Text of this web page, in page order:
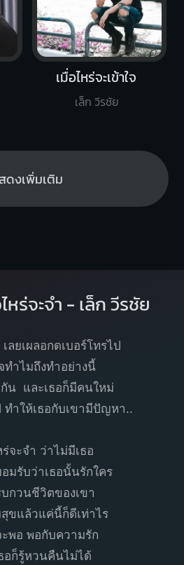
เมื่อไหร่จะเข้าใจ
เล็ก วีรชัย
ดงเพิ่มเติม
หร่จะจำ - เล็ก วีรชัย
ลยเผลอกดเบอร์โทรไป
ทำไมถึงทำอย่างนี้
กัน และเธอก็มีคนใหม่
ทำให้เธอกับเขามีปัญหา..
จะจำ ว่าไม่มีเธอ
อมรับว่าเธอนั้นรักใคร
กวนชีวิตของเขา
ขแล้วแค่นี้ก็ดีเท่าไร
ะพอ พอกับความรัก
อก็รู้หวนคืนไม่ได้